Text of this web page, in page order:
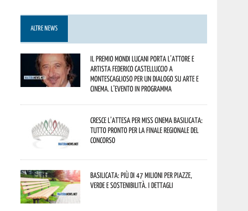
ALTRE NEWS
Il Premio Mondi Lucani porta l’attore e
artista Federico Castelluccio a
Montescaglioso per un dialogo su arte e
cinema. L’evento in programma
Cresce l’attesa per Miss Cinema Basilicata:
tutto pronto per la finale regionale del
concorso
Basilicata: più di 47 milioni per piazze,
verde e sostenibilità. I dettagli